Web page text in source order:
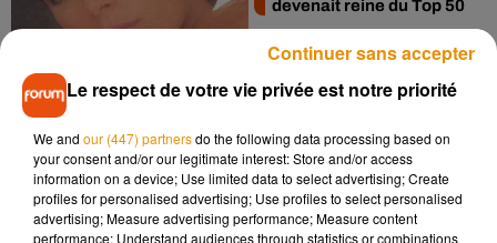
devenait reine du Top 50
Lorie demande à ses
fans de ne plus la
Le respect de votre vie privée est notre priorité
We and our (447) partnersdo the following data processing based on
your consent and/or our legitimate interest: Store and/or access
information on a device; Use limited data to select advertising; Create
profiles for personalised advertising; Use profiles to select personalised
advertising; Measure advertising performance; Measure content
performance; Understand audiences through statistics or combinations
Continuer sans accepter